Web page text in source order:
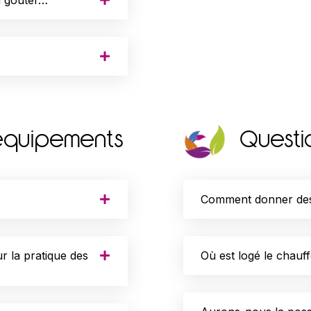
la pratique des
Comment donner
Où est logé le